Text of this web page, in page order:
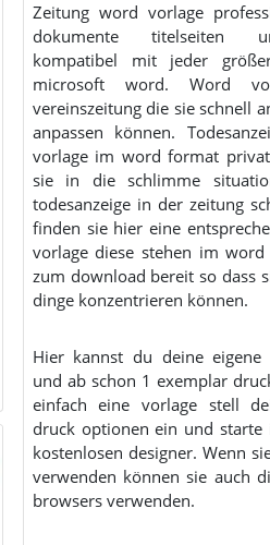
Zeitung word vorlage
dokumente titelseiten
kompatibel mit jeder
microsoft word. Word vorlage für eine
vereinszeitung die sie schnell
anpassen können. Todesanzeige traueranzeige
vorlage im word format
sie in die schlimme
todesanzeige in der zeitung
finden sie hier eine
vorlage diese stehen im
zum download bereit so dass
dinge konzentrieren können.
Hier kannst du deine eigene
und ab schon 1 exemplar drucken
einfach eine vorlage stell
druck optionen ein und starte
kostenlosen designer. Wenn sie ein mobiltelefon
verwenden können sie auch
browsers verwenden.